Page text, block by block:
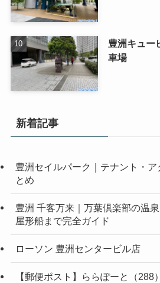
豊洲キュー
車場
新着記事
豊洲セイルパーク｜テナント・ア
とめ
豊洲 千客万来｜万葉倶楽部の温
屋形船まで完全ガイド
ローソン 豊洲センタービル店
【郵便ポスト】ららぽーと（288）